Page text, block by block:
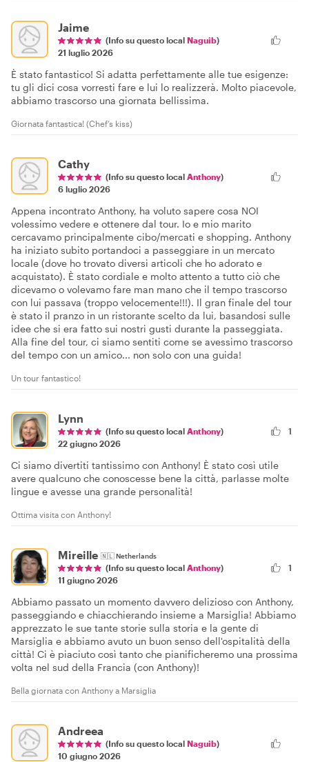
Jaime
(Info su questo local Naguib)
21 luglio 2026
È stato fantastico! Si adatta perfettamente alle tue esigenze:
tu gli dici cosa vorresti fare e lui lo realizzerà. Molto piacevole,
abbiamo trascorso una giornata bellissima.
Giornata fantastica! (Chef’s kiss)
Cathy
(Info su questo local Anthony)
6 luglio 2026
Appena incontrato Anthony, ha voluto sapere cosa NOI
volessimo vedere e ottenere dal tour. Io e mio marito
cercavamo principalmente cibo/mercati e shopping. Anthony
ha iniziato subito portandoci a passeggiare in un mercato
locale (dove ho trovato diversi articoli che ho adorato e
acquistato). È stato cordiale e molto attento a tutto ciò che
dicevamo o volevamo fare man mano che il tempo trascorso
con lui passava (troppo velocemente!!!). Il gran finale del tour
è stato il pranzo in un ristorante scelto da lui, basandosi sulle
idee che si era fatto sui nostri gusti durante la passeggiata.
Alla fine del tour, ci siamo sentiti come se avessimo trascorso
del tempo con un amico... non solo con una guida!
Un tour fantastico!
Lynn
(Info su questo local Anthony)
22 giugno 2026
1
Ci siamo divertiti tantissimo con Anthony! È stato così utile
avere qualcuno che conoscesse bene la città, parlasse molte
lingue e avesse una grande personalità!
Ottima visita con Anthony!
Mireille 🇳🇱Netherlands
(Info su questo local Anthony)
11 giugno 2026
1
Abbiamo passato un momento davvero delizioso con Anthony,
passeggiando e chiacchierando insieme a Marsiglia! Abbiamo
apprezzato le sue tante storie sulla storia e la gente di
Marsiglia e abbiamo avuto un buon senso dell'ospitalità della
città! Ci è piaciuto così tanto che pianificheremo una prossima
volta nel sud della Francia (con Anthony)!
Bella giornata con Anthony a Marsiglia
Andreea
(Info su questo local Naguib)
10 giugno 2026